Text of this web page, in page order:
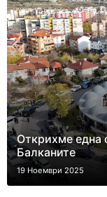
Oткрихме
Балканите
19 Ноември 2025